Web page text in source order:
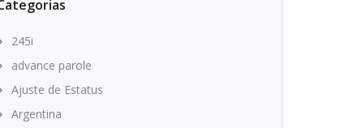
245i
advance parole
Ajuste de Estatus
Argentina